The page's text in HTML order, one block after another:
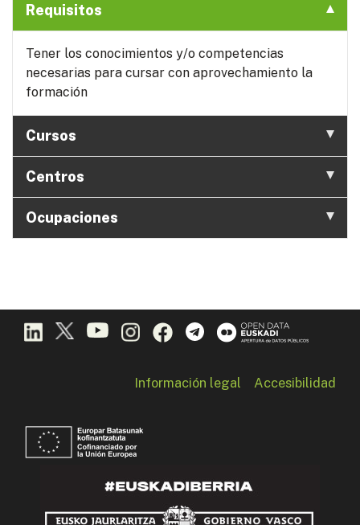
Requisitos
Tener los conocimientos y/o competencias
necesarias para cursar con aprovechamiento la
formación
Cursos
Centros
Ocupaciones
Información legal Accesibilidad